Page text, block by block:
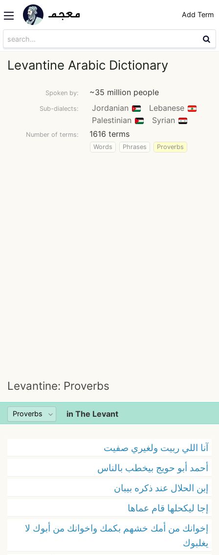
Add Term
Levantine Arabic Dictionary
Spoken by: ~35 million people
Sub-dialects: Jordanian
Lebanese
Palestinian
Syrian
Number of terms: 1616 terms
Words Phrases Proverbs
Levantine: Proverbs
in The Levant
آنا اللي ربيت ولغيري صفيت
أحمد أبو حويج بيخطب بالناس
إبن الحلال عند ذكره بيبان
إجا ليكحلها قام عماها
إخوانك من أمك خشهم بكمك واخوانك من أبوك لا
يغلبوك